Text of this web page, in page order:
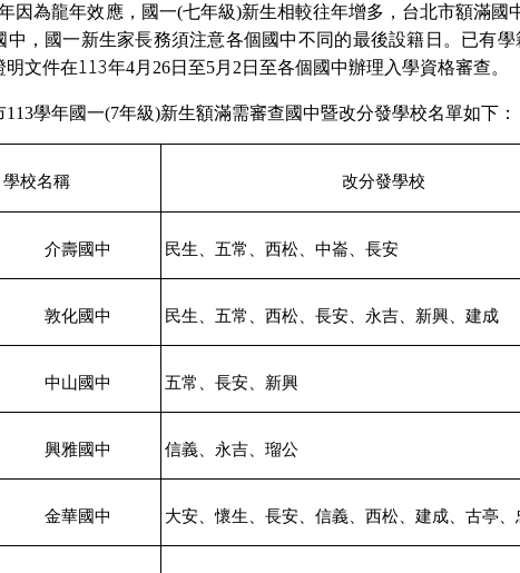
因為龍年效應，國一(七年級)新生相較往年增多，台北市額滿國
中，國一新生家長務須注意各個國中不同的最後設籍日 。 已有學
明文件在113年4月26日至5月2日至各個國中辦理入學資格審查。
113學年國一(7年級)新生額滿需審查國中暨改分發學校名單如下：
學校名稱 改分發學校
介壽國中 民生、五常、西松、中崙、長安
敦化國中 民生、五常、西松、長安、永吉、新興、建成
中山國中 五常、長安、新興
興雅國中 信義、永吉、瑠公
金華國中 大安、懷生、長安、信義、西松、建成、古亭、